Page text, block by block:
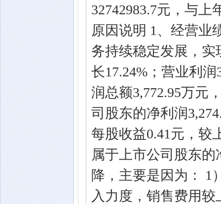
32742983.7元，与
原因说明 1、经营业
务持续稳定发展，实
长17.24%；营业利
润总额3,772.95万元
司股东的净利润
每股收益0.41元，较
属于上市公司股东
降，主要是因为： 1
入力度，销售费用